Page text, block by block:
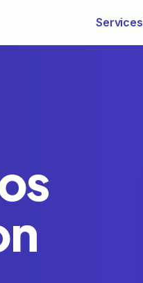
Services